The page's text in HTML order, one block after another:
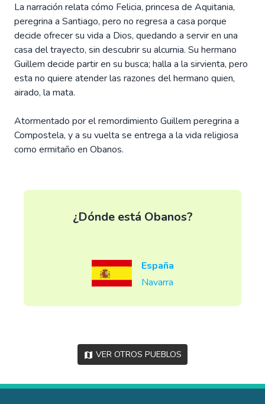
La narración relata cómo Felicia, princesa de Aquitania,
peregrina a Santiago, pero no regresa a casa porque
decide ofrecer su vida a Dios, quedando a servir en una
casa del trayecto, sin descubrir su alcurnia. Su hermano
Guillem decide partir en su busca; halla a la sirvienta, pero
esta no quiere atender las razones del hermano quien,
airado, la mata.
Atormentado por el remordimiento Guillem peregrina a
Compostela, y a su vuelta se entrega a la vida religiosa
como ermitaño en Obanos.
¿Dónde está Obanos?
España
Navarra
Ver otros pueblos